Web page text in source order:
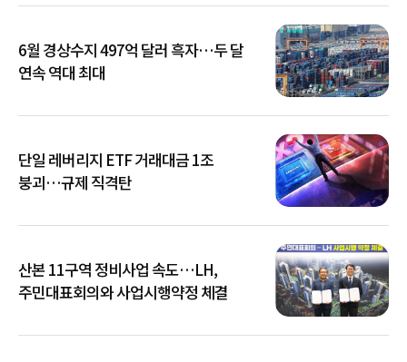
6월 경상수지 497억 달러 흑자…두 달
연속 역대 최대
단일 레버리지 ETF 거래대금 1조
붕괴…규제 직격탄
산본 11구역 정비사업 속도…LH,
주민대표회의와 사업시행약정 체결